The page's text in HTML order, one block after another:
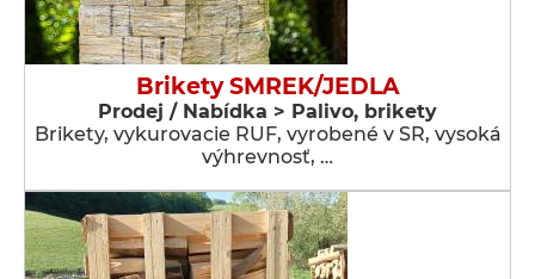
Brikety SMREK/JEDLA
Prodej / Nabídka > Palivo, brikety
Brikety, vykurovacie RUF, vyrobené v SR, vysoká
výhrevnosť, …